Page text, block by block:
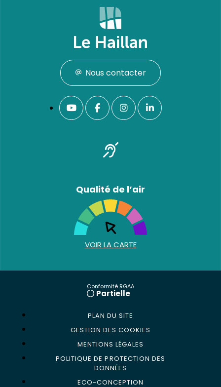
Nous contacter
Qualité de l’air
VOIR LA CARTE
Conformité RGAA
Partielle
PLAN DU SITE
GESTION DES COOKIES
MENTIONS LÉGALES
POLITIQUE DE PROTECTION DES
DONNÉES
ECO-CONCEPTION